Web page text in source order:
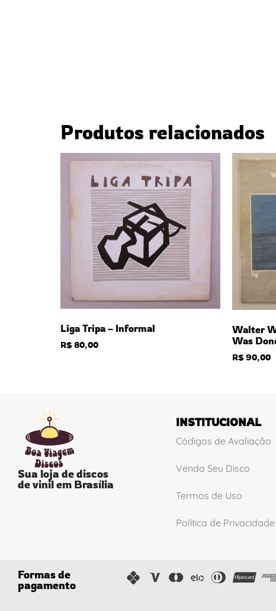
Produtos relacionados
Liga Tripa – Informal
R$80,00
Walter
Was
R$90,00
Sua loja de discos
de vinil em Brasília
INSTITUCIONAL
Códigos de Avaliação
Venda Seu Disco
Termos de Uso
Política de Privacidade
Formas de
pagamento